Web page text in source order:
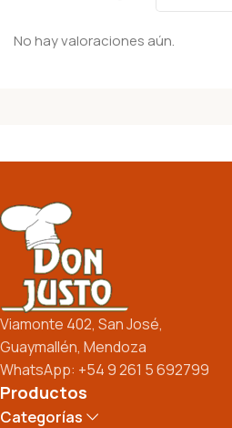
No hay valoraciones aún.
Viamonte 402, San José,
Guaymallén, Mendoza
WhatsApp: +54 9 261 5 692799
Productos
Categorías